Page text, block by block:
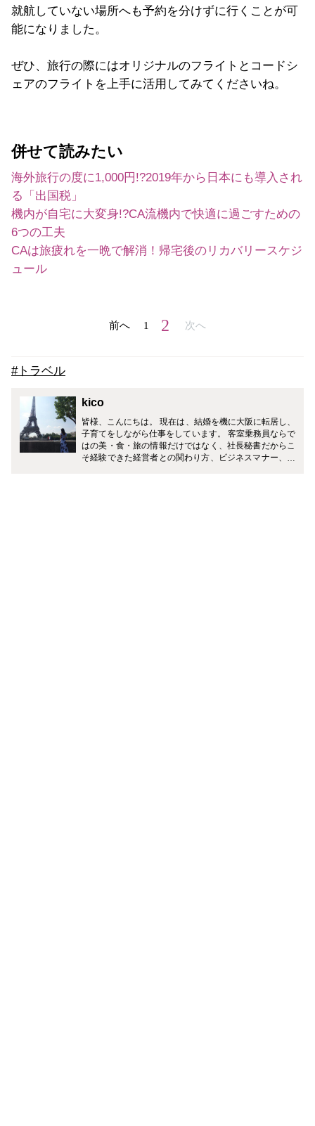
就航していない場所へも予約を分けずに行くことが可
能になりました。
ぜひ、旅行の際にはオリジナルのフライトとコードシ
ェアのフライトを上手に活用してみてくださいね。
併せて読みたい
海外旅行の度に1,000円!?2019年から日本にも導入され
る「出国税」
機内が自宅に大変身!?CA流機内で快適に過ごすための
6つの工夫
CAは旅疲れを一晩で解消！帰宅後のリカバリースケジ
ュール
前へ 1 2 次へ
#トラベル
kico
皆様、こんにちは。 現在は、結婚を機に大阪に転居し、
子育てをしながら仕事をしています。 客室乗務員ならで
はの美・食・旅の情報だけではなく、社長秘書だからこ
そ経験できた経営者との関わり方、ビジネスマナー、ギ